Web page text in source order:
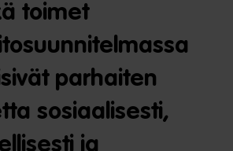
toimet
parhaiten
sosiaalisesti,
ja